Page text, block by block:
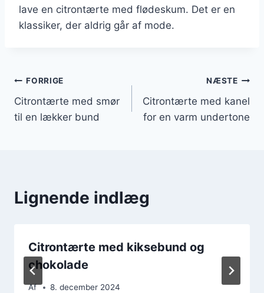
lave en citrontærte med flødeskum. Det er en
klassiker, der aldrig går af mode.
Indlægsnavigation
FORRIGE
Citrontærte med smør
til en lækker bund
NÆSTE
Citrontærte med kanel
for en varm undertone
Lignende indlæg
Citrontærte med kiksebund og
chokolade
Af 8. december 2024